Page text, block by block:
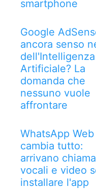
smartphone
Google
ancora senso
dell'Intelligenza
Artificiale? La
domanda che
nessuno vuole
affrontare
WhatsApp Web
cambia tutto:
arrivano
vocali e video
installare l'app